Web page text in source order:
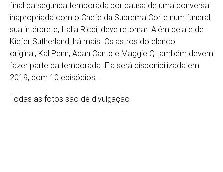
final da segunda temporada por causa de uma conversa
inapropriada com o Chefe da Suprema Corte num funeral,
sua intérprete, Italia Ricci, deve retornar. Além dela e de
Kiefer Sutherland, há mais. Os astros do elenco
original, Kal Penn, Adan Canto e Maggie Q também devem
fazer parte da temporada. Ela será disponibilizada em
2019, com 10 episódios.
Todas as fotos são de divulgação